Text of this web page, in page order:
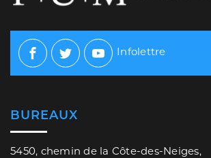
Facebook
TwitterYoutube
Infolettre
BUREAUX
5450, chemin de la Côte-des-Neiges,